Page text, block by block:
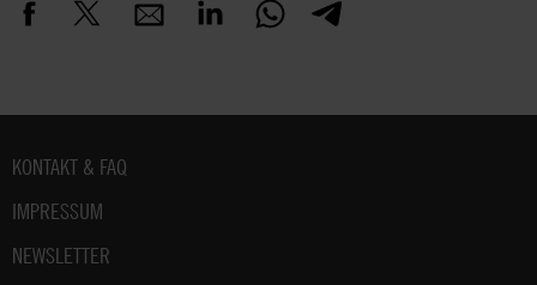
Fußbereich
KONTAKT & FAQ
IMPRESSUM
NEWSLETTER